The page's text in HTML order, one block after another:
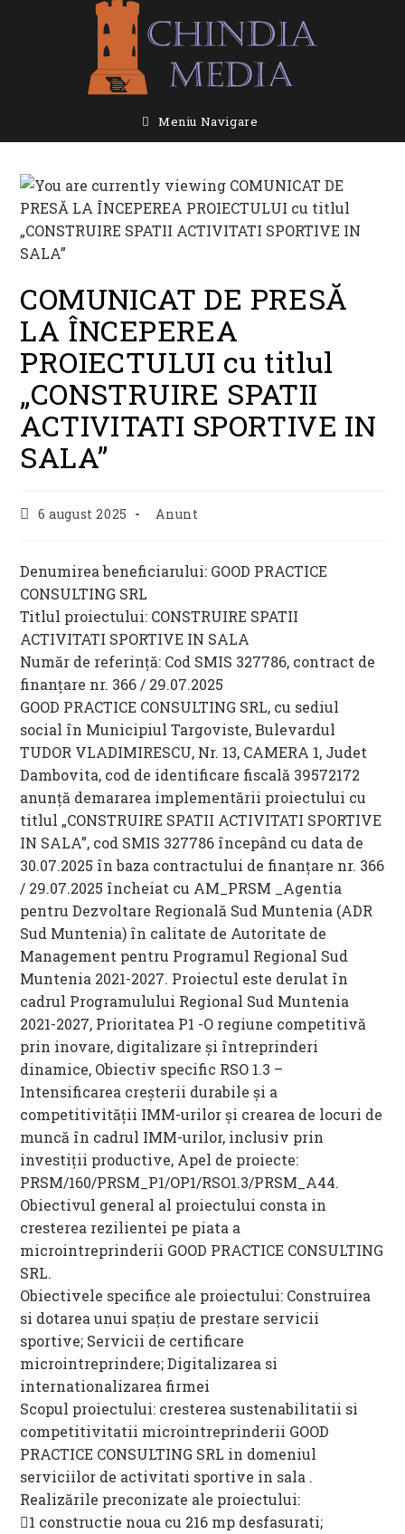
Meniu Navigare
COMUNICAT DE PRESĂ
LA ÎNCEPEREA
PROIECTULUI cu titlul
„CONSTRUIRE SPATII
ACTIVITATI SPORTIVE IN
SALA”
Post6 august 2025
Post
Anunt
Denumirea beneficiarului: GOOD PRACTICE
CONSULTING SRL
Titlul proiectului: CONSTRUIRE SPATII
ACTIVITATI SPORTIVE IN SALA
Număr de referință: Cod SMIS 327786, contract de
finanțare nr. 366 / 29.07.2025
GOOD PRACTICE CONSULTING SRL, cu sediul
social în Municipiul Targoviste, Bulevardul
TUDOR VLADIMIRESCU, Nr. 13, CAMERA 1, Judet
Dambovita, cod de identificare fiscală 39572172
anunță demararea implementării proiectului cu
titlul „CONSTRUIRE SPATII ACTIVITATI SPORTIVE
IN SALA”, cod SMIS 327786 începând cu data de
30.07.2025 în baza contractului de finanţare nr. 366
/ 29.07.2025 încheiat cu AM_PRSM _Agentia
pentru Dezvoltare Regională Sud Muntenia (ADR
Sud Muntenia) în calitate de Autoritate de
Management pentru Programul Regional Sud
Muntenia 2021-2027. Proiectul este derulat în
cadrul Programulului Regional Sud Muntenia
2021-2027, Prioritatea P1 -O regiune competitivă
prin inovare, digitalizare și întreprinderi
dinamice, Obiectiv specific RSO 1.3 –
Intensificarea creșterii durabile și a
competitivității IMM-urilor și crearea de locuri de
muncă în cadrul IMM-urilor, inclusiv prin
investiții productive, Apel de proiecte:
PRSM/160/PRSM_P1/OP1/RSO1.3/PRSM_A44.
Obiectivul general al proiectului consta in
cresterea rezilientei pe piata a
microintreprinderii GOOD PRACTICE CONSULTING
SRL.
Obiectivele specifice ale proiectului: Construirea
si dotarea unui spațiu de prestare servicii
sportive; Servicii de certificare
microintreprindere; Digitalizarea si
internationalizarea firmei
Scopul proiectului: cresterea sustenabilitatii si
competitivitatii microintreprinderii GOOD
PRACTICE CONSULTING SRL in domeniul
serviciilor de activitati sportive in sala .
Realizările preconizate ale proiectului:
1 constructie noua cu 216 mp desfasurati;